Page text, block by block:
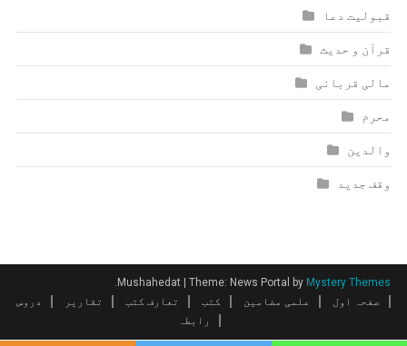
قبولیت دعا
قرآن و حدیث
مالی قربانی
محرم
والدین
وقف جدید
Mushahedat |Theme: News Portal by Mystery Themes
صفحہ اول
علمی مضامین کتب تعارف کتب تقاریر
دروس
رابطہ